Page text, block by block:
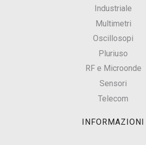
Industriale
Multimetri
Oscillosopi
Pluriuso
RF e Microonde
Sensori
Telecom
INFORMAZIONI